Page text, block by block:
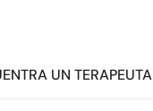
UN TERAPEUTA